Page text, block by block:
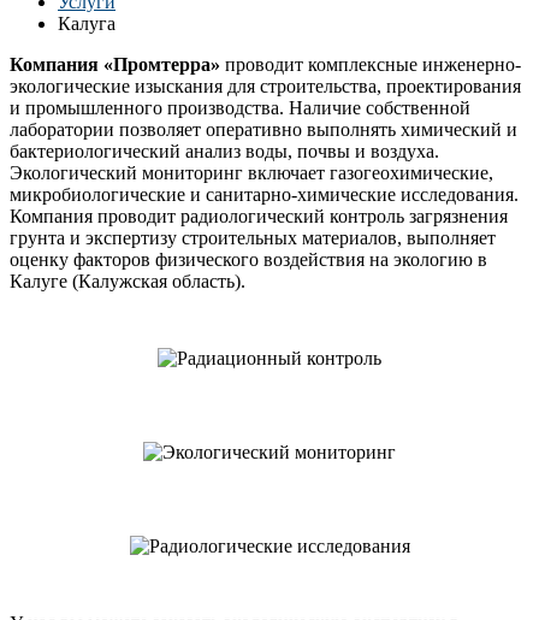
Калуга
Компания «Промтерра» проводит комплексные инженерно-
экологические изыскания для строительства, проектирования
и промышленного производства. Наличие собственной
лаборатории позволяет оперативно выполнять химический и
бактериологический анализ воды, почвы и воздуха.
Экологический мониторинг включает газогеохимические,
микробиологические и санитарно-химические исследования.
Компания проводит радиологический контроль загрязнения
грунта и экспертизу строительных материалов, выполняет
оценку факторов физического воздействия на экологию в
Калуге (Калужская область).